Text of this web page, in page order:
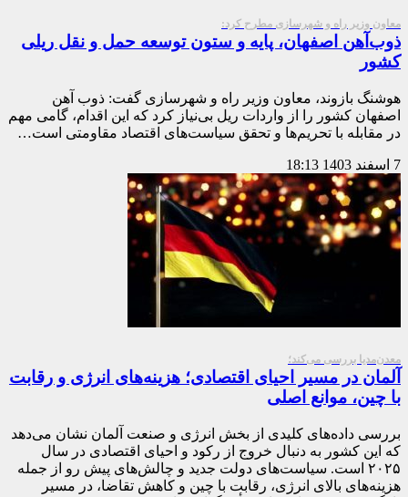
معاون وزیر راه و شهرسازی مطرح کرد:
ذوب‌آهن اصفهان، پایه و ستون توسعه حمل و نقل ریلی
كشور
هوشنگ بازوند، معاون وزیر راه و شهرسازی گفت: ذوب آهن
اصفهان کشور را از واردات ریل بی‌نیاز کرد که این اقدام، گامی مهم
در مقابله با تحریم‌ها و تحقق سیاست‌های اقتصاد مقاومتی است…
7 اسفند 1403 18:13
معدن‌مدیا بررسی می‌کند؛
آلمان در مسیر احیای اقتصادی؛ هزینه‌های انرژی و رقابت
با چین، موانع اصلی
بررسی داده‌های کلیدی از بخش انرژی و صنعت آلمان نشان می‌دهد
که این کشور به دنبال خروج از رکود و احیای اقتصادی در سال
۲۰۲۵ است. سیاست‌های دولت جدید و چالش‌های پیش رو از جمله
هزینه‌های بالای انرژی، رقابت با چین و کاهش تقاضا، در مسیر